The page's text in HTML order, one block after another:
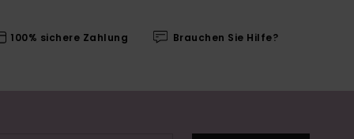
100% sichere Zahlung Brauchen Sie Hilfe?